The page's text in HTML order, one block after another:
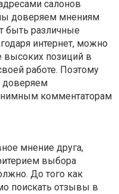
салонов
доверяем мнениям
быть различные
интернет, можно
высоких позиций в
работе. Поэтому
доверяем
комментаторам
мнение друга,
выбора
До того как
поискать отзывы в